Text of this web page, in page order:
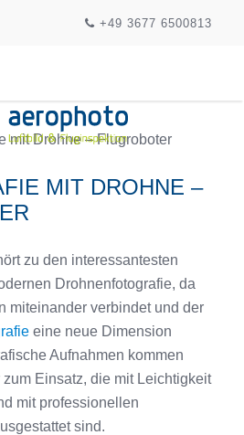
+49 3677 6500813
mit Drohne – Flugroboter
MIT DROHNE –
zu den interessantesten
Drohnenfotografie, da
miteinander verbindet und der
eine neue Dimension
Aufnahmen kommen
Einsatz, die mit Leichtigkeit
mit professionellen
sind.